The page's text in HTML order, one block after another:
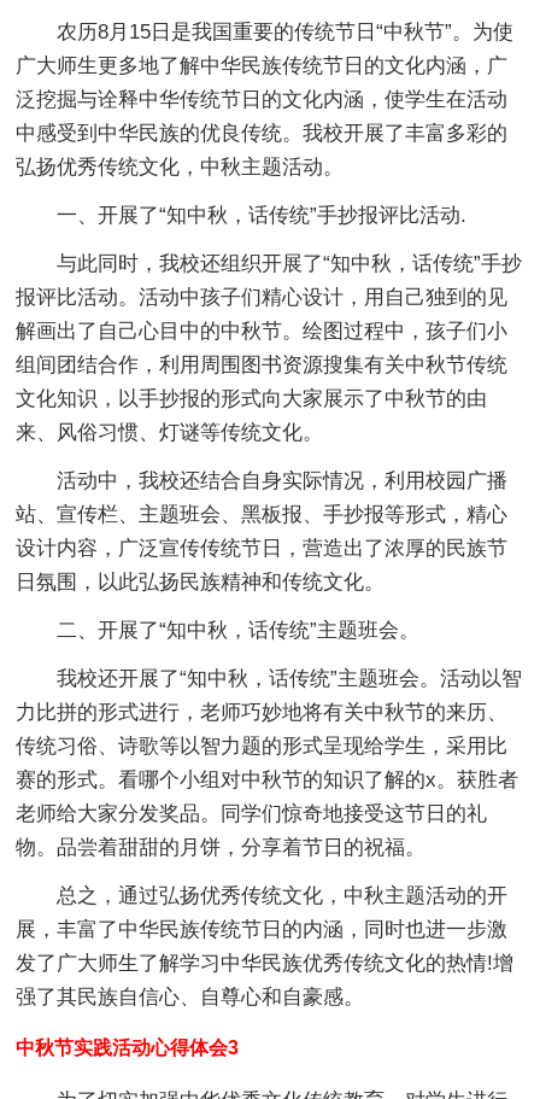
农历8月15日是我国重要的传统节日“中秋节”。为使
广大师生更多地了解中华民族传统节日的文化内涵，广
泛挖掘与诠释中华传统节日的文化内涵，使学生在活动
中感受到中华民族的优良传统。我校开展了丰富多彩的
弘扬优秀传统文化，中秋主题活动。
一、开展了“知中秋，话传统”手抄报评比活动.
与此同时，我校还组织开展了“知中秋，话传统”手抄
报评比活动。活动中孩子们精心设计，用自己独到的见
解画出了自己心目中的中秋节。绘图过程中，孩子们小
组间团结合作，利用周围图书资源搜集有关中秋节传统
文化知识，以手抄报的形式向大家展示了中秋节的由
来、风俗习惯、灯谜等传统文化。
活动中，我校还结合自身实际情况，利用校园广播
站、宣传栏、主题班会、黑板报、手抄报等形式，精心
设计内容，广泛宣传传统节日，营造出了浓厚的民族节
日氛围，以此弘扬民族精神和传统文化。
二、开展了“知中秋，话传统”主题班会。
我校还开展了“知中秋，话传统”主题班会。活动以智
力比拼的形式进行，老师巧妙地将有关中秋节的来历、
传统习俗、诗歌等以智力题的形式呈现给学生，采用比
赛的形式。看哪个小组对中秋节的知识了解的x。获胜者
老师给大家分发奖品。同学们惊奇地接受这节日的礼
物。品尝着甜甜的月饼，分享着节日的祝福。
总之，通过弘扬优秀传统文化，中秋主题活动的开
展，丰富了中华民族传统节日的内涵，同时也进一步激
发了广大师生了解学习中华民族优秀传统文化的热情!增
强了其民族自信心、自尊心和自豪感。
中秋节实践活动心得体会3